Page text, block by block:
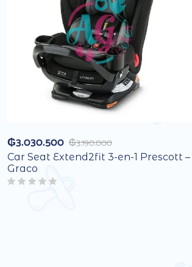
₲3.190.000
₲3.030.500
Car Seat Extend2fit 3-en-1 Prescott –
Graco